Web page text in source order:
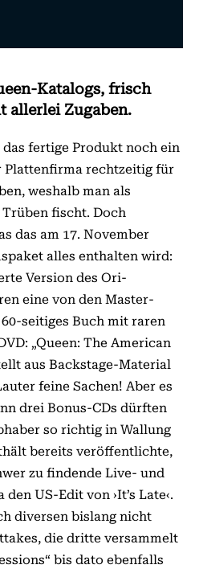
Katalogs, frisch
allerlei Zugaben.
das fertige Produkt noch ein
Plattenfirma rechtzeitig für
weshalb man als
fischt. Doch
das am 17. November
alles enthalten wird:
Version des Ori­
eine von den Master-
60-seitiges Buch mit raren
„Queen: The American
aus Backstage-Material
feine Sachen! Aber es
drei Bonus-CDs dürften
so richtig in Wallung
bereits veröffentlichte,
zu findende Live- und
US-Edit von ›It’s Late‹.
diversen bislang nicht
die dritte versammelt
bis dato ebenfalls